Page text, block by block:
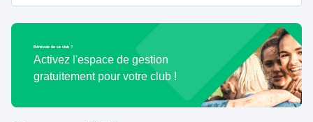
Bénévole de ce club ?
Activez l'espace de gestion
gratuitement pour votre club !